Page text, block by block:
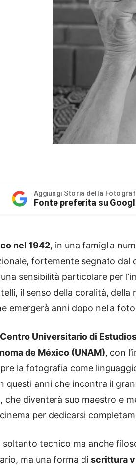
Aggiungi Storia della
Fonte preferita su
nel 1942, in una famiglia
fortemente segnato dal
sensibilità particolare per
il senso della coralità,
emergerà anni dopo nella
Centro Universitario di
de México (UNAM), con
la fotografia come
questi anni che incontra il
diventerà suo maestro e
per dedicarsi
tecnico ma anche
ma una forma di scrittura